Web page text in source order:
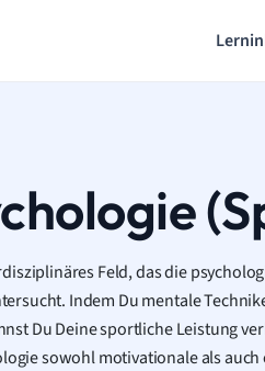
Feld, das die
Indem Du mentale
Du Deine sportliche Leistung
sowohl motivationale als